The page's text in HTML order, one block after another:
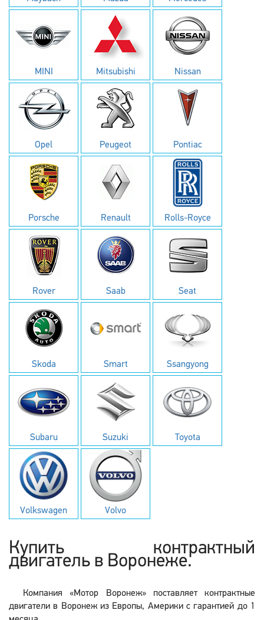
MINI Mitsubishi Nissan
Opel Peugeot Pontiac
Porsche Renault Rolls-Royce
Rover Saab Seat
Skoda Smart Ssangyong
Subaru Suzuki Toyota
Volkswagen Volvo
Купить контрактный
двигатель в Воронеже.
Компания «Мотор Воронеж» поставляет контрактные
двигатели в Воронеж из Европы, Америки с гарантией до 1